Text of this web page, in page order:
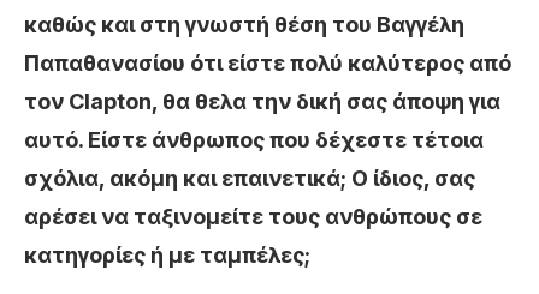
καθώς και στη γνωστή θέση του Βαγγέλη
Παπαθανασίου ότι είστε πολύ καλύτερος από
τον Clapton, θα θελα την δική σας άποψη για
αυτό. Είστε άνθρωπος που δέχεστε τέτοια
σχόλια, ακόμη και επαινετικά; Ο ίδιος, σας
αρέσει να ταξινομείτε τους ανθρώπους σε
κατηγορίες ή με ταμπέλες;